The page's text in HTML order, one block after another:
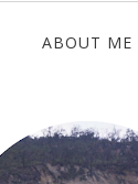
ABOUT ME